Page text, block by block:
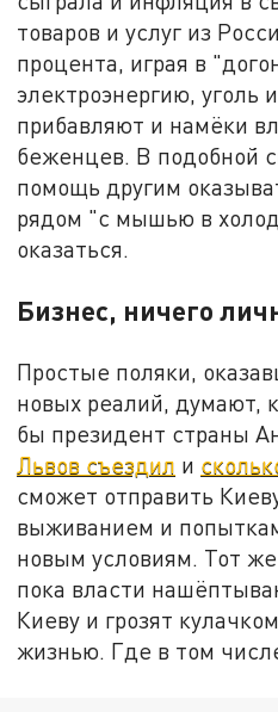
товаров и услуг из
процента, играя в
электроэнергию, уголь
прибавляют и намёки
беженцев. В подобной
помощь другим
рядом "с мышью в
оказаться.
Бизнес, ничего
Простые поляки,
новых реалий, думают,
бы президент страны
Львов съездил и
сможет отправить
выживанием и
новым условиям. Тот
пока власти
Киеву и грозят
жизнью. Где в том